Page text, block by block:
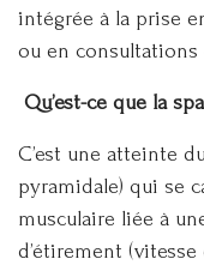
intégrée à la prise
ou en consultations
Qu’est-ce que la
C’est une atteinte
pyramidale) qui se
musculaire liée à
d’étirement